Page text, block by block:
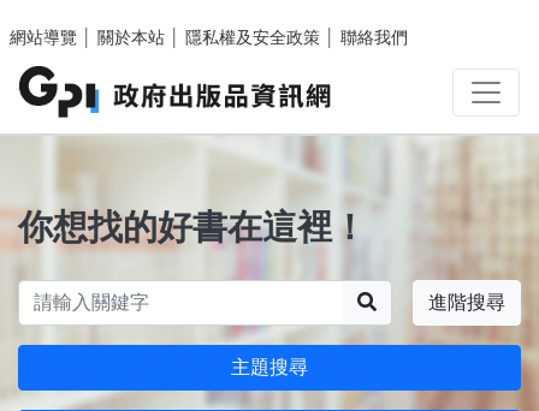
網站導覽
關於本站 隱私權及安全政策 聯絡我們
你想找的好書在這裡！
進階搜尋
主題搜尋